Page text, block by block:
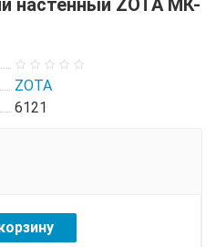
ZOTA
6121